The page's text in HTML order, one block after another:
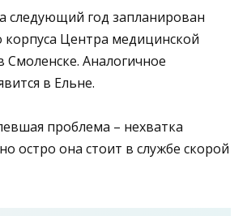
следующий год запланирован
корпуса Центра медицинской
Смоленске. Аналогичное
в Ельне.
проблема – нехватка
остро она стоит в службе скорой